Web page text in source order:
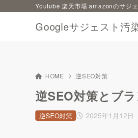
Googleサジェスト汚
Youtube 楽天市場 amazonのサジ
HOME 逆SEO対策
逆SEO対策とブ
2025年1月12日
逆SEO対策